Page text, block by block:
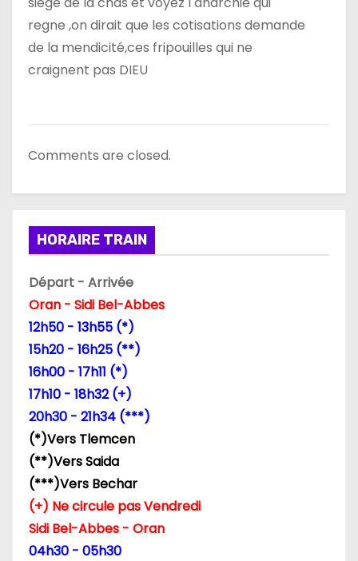
c
regne ,on dirait que les cotisations demande
de la mendicité,ces fripouilles qui ne
craignent pas DIEU
Comments are closed.
HORAIRE TRAIN
Départ - Arrivée
Oran - Sidi Bel-Abbes
12h50 - 13h55 (*)
15h20 - 16h25 (**)
16h00 - 17h11 (*)
17h10 - 18h32 (+)
20h30 - 21h34 (***)
(*)Vers Tlemcen
(**)Vers Saida
(***)Vers Bechar
(+) Ne circule pas Vendredi
Sidi Bel-Abbes - Oran
04h30 - 05h30